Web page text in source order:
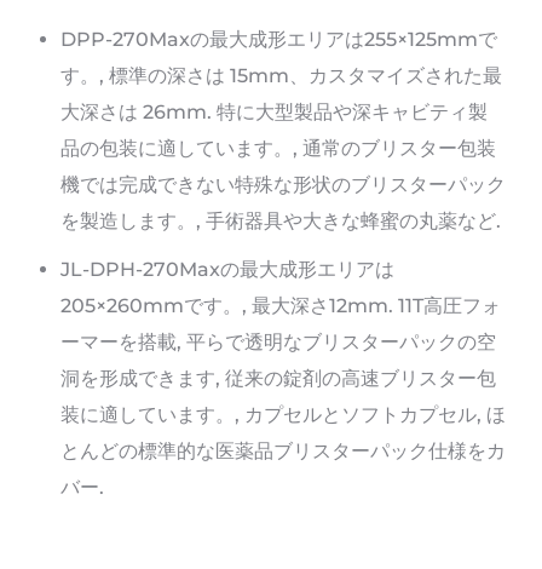
DPP-270Maxの最大成形エリアは255×125mmで
す。, 標準の深さは 15mm、カスタマイズされた最
大深さは 26mm. 特に大型製品や深キャビティ製
品の包装に適しています。, 通常のブリスター包装
機では完成できない特殊な形状のブリスターパック
を製造します。, 手術器具や大きな蜂蜜の丸薬など.
JL-DPH-270Maxの最大成形エリアは
205×260mmです。, 最大深さ12mm. 11T高圧フォ
ーマーを搭載, 平らで透明なブリスターパックの空
洞を形成できます, 従来の錠剤の高速ブリスター包
装に適しています。, カプセルとソフトカプセル, ほ
とんどの標準的な医薬品ブリスターパック仕様をカ
バー.